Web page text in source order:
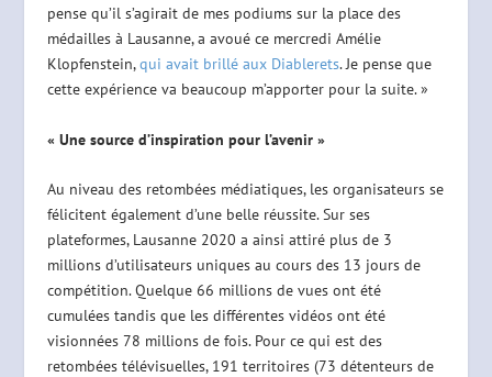
pense qu’il s’agirait de mes podiums sur la place des
médailles à Lausanne, a avoué ce mercredi Amélie
Klopfenstein,qui avait brillé aux Diablerets. Je pense que
cette expérience va beaucoup m’apporter pour la suite. »
« Une source d’inspiration pour l’avenir »
Au niveau des retombées médiatiques, les organisateurs se
félicitent également d’une belle réussite. Sur ses
plateformes, Lausanne 2020 a ainsi attiré plus de 3
millions d’utilisateurs uniques au cours des 13 jours de
compétition. Quelque 66 millions de vues ont été
cumulées tandis que les différentes vidéos ont été
visionnées 78 millions de fois. Pour ce qui est des
retombées télévisuelles, 191 territoires (73 détenteurs de